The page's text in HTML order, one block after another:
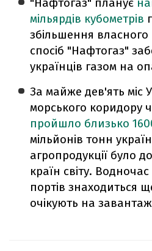
мільярдів кубометрів
збільшення
спосіб "Нафтогаз"
українців газом на
За майже дев'ять міс
морського коридору
пройшло близько
мільйонів тонн
агропродукції було
країн світу.
портів знаходиться
очікують на